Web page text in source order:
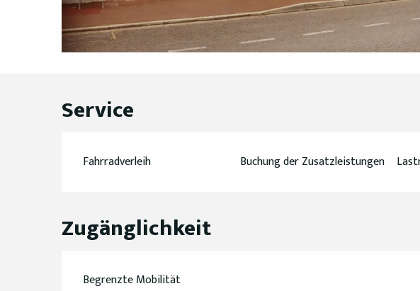
Service
Fahrradverleih Buchung der Zusatzleistungen
Zugänglichkeit
Begrenzte Mobilität